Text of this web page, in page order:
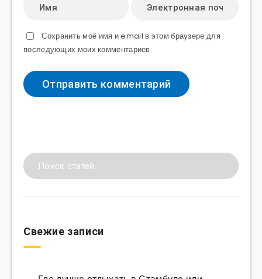
Сохранить моё имя и email в этом браузере для
последующих моих комментариев.
Свежие записи